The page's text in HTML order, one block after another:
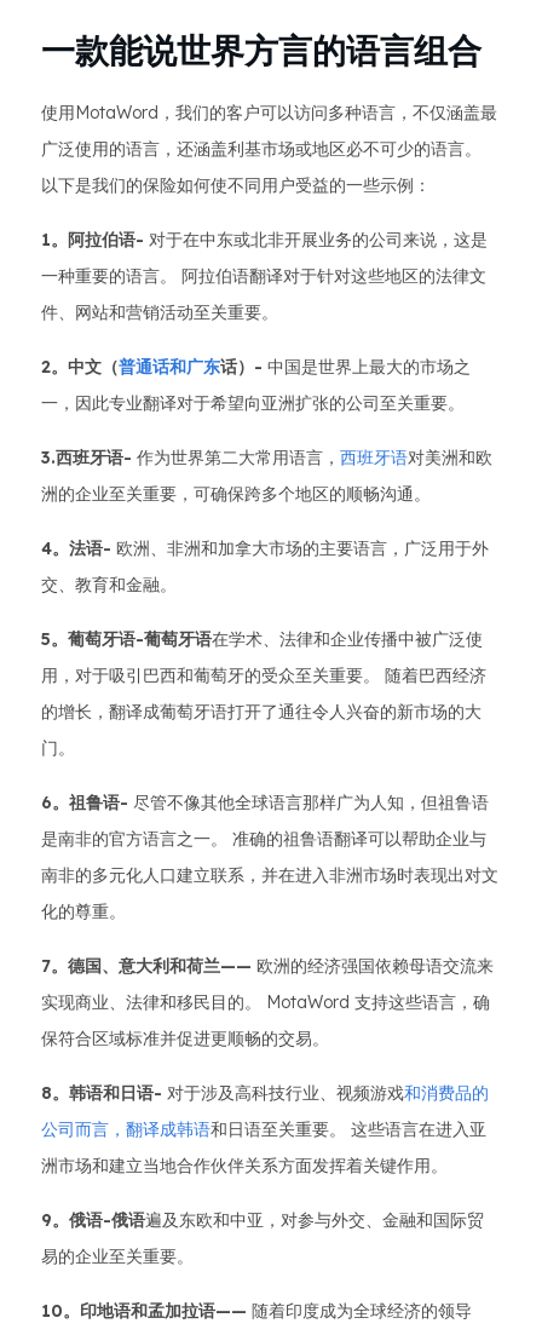
一款能说世界方言的语言组合
使用MotaWord，我们的客户可以访问多种语言，不仅涵盖最
广泛使用的语言，还涵盖利基市场或地区必不可少的语言。
以下是我们的保险如何使不同用户受益的一些示例：
1。阿拉伯语- 对于在中东或北非开展业务的公司来说，这是
一种重要的语言。 阿拉伯语翻译对于针对这些地区的法律文
件、网站和营销活动至关重要。
2。中文（普通话和广东话）- 中国是世界上最大的市场之
一，因此专业翻译对于希望向亚洲扩张的公司至关重要。
3.西班牙语- 作为世界第二大常用语言， 西班牙语对美洲和欧
洲的企业至关重要，可确保跨多个地区的顺畅沟通。
4。法语- 欧洲、非洲和加拿大市场的主要语言，广泛用于外
交、教育和金融。
5。葡萄牙语-葡萄牙语在学术、法律和企业传播中被广泛使
用，对于吸引巴西和葡萄牙的受众至关重要。 随着巴西经济
的增长，翻译成葡萄牙语打开了通往令人兴奋的新市场的大
门。
6。祖鲁语- 尽管不像其他全球语言那样广为人知，但祖鲁语
是南非的官方语言之一。 准确的祖鲁语翻译可以帮助企业与
南非的多元化人口建立联系，并在进入非洲市场时表现出对文
化的尊重。
7。德国、意大利和荷兰—— 欧洲的经济强国依赖母语交流来
实现商业、法律和移民目的。 MotaWord 支持这些语言，确
保符合区域标准并促进更顺畅的交易。
8。韩语和日语- 对于涉及高科技行业、视频游戏和消费品的
公司而言，翻译成韩语和日语至关重要。 这些语言在进入亚
洲市场和建立当地合作伙伴关系方面发挥着关键作用。
9。俄语-俄语遍及东欧和中亚，对参与外交、金融和国际贸
易的企业至关重要。
10。印地语和孟加拉语—— 随着印度成为全球经济的领导